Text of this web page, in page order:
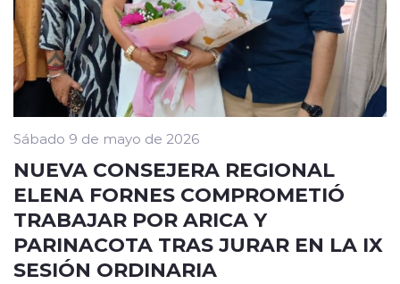
Sábado 9 de mayo de 2026
NUEVA CONSEJERA REGIONAL
ELENA FORNES COMPROMETIÓ
TRABAJAR POR ARICA Y
PARINACOTA TRAS JURAR EN LA IX
SESIÓN ORDINARIA